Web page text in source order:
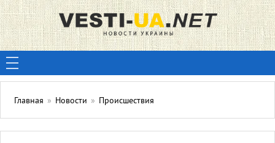
Главная » Новости » Происшествия